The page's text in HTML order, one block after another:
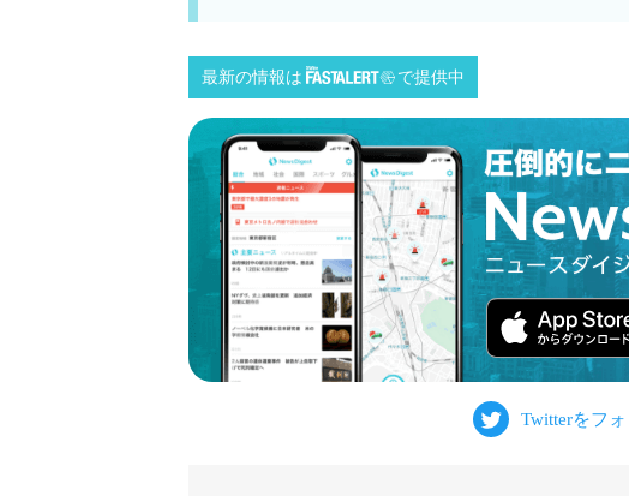
最新の情報は で提供中